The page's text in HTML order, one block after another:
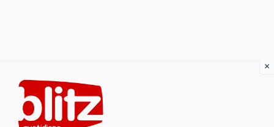
content
×